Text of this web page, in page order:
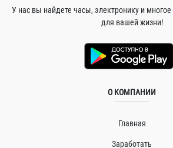
У нас вы найдете часы, электронику и многое
для вашей жизни!
О КОМПАНИИ
Главная
Заработать